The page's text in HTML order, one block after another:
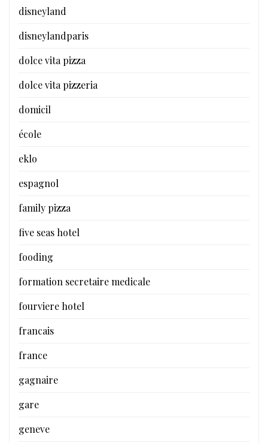
disneyland
disneylandparis
dolce vita pizza
dolce vita pizzeria
domicil
école
eklo
espagnol
family pizza
five seas hotel
fooding
formation secretaire medicale
fourviere hotel
francais
france
gagnaire
gare
geneve